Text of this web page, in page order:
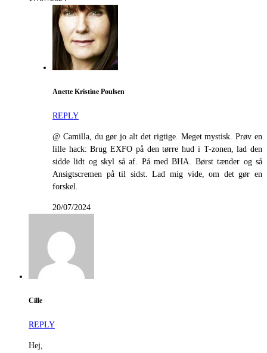
Anette Kristine Poulsen
REPLY
@ Camilla, du gør jo alt det rigtige. Meget mystisk. Prøv en
lille hack: Brug EXFO på den tørre hud i T-zonen, lad den
sidde lidt og skyl så af. På med BHA. Børst tænder og så
Ansigtscremen på til sidst. Lad mig vide, om det gør en
forskel.
20/07/2024
Cille
REPLY
Hej,